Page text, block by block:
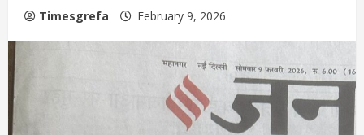
Timesgrefa February 9, 2026